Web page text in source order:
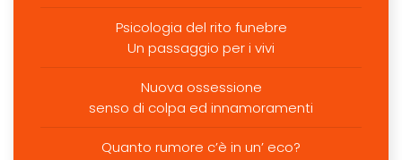
Psicologia del rito funebre
Un passaggio per i vivi
Nuova ossessione
senso di colpa ed innamoramenti
Quanto rumore c’è in un’ eco?